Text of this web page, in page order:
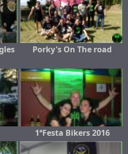
Porky's On The road
1ªFesta Bikers 2016